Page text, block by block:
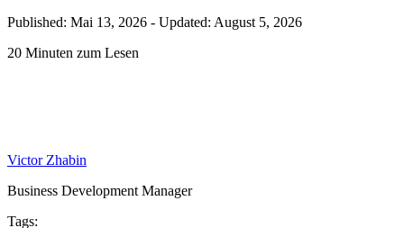
Published: Mai 13, 2026 - Updated: August 5, 2026
20 Minuten zum Lesen
Victor Zhabin
Business Development Manager
Tags: